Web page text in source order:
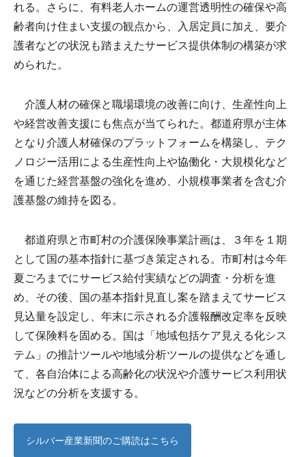
れる。さらに、有料老人ホームの運営透明性の確保や高
齢者向け住まい支援の観点から、入居定員に加え、要介
護者などの状況も踏まえたサービス提供体制の構築が求
められた。
介護人材の確保と職場環境の改善に向け、生産性向上
や経営改善支援にも焦点が当てられた。都道府県が主体
となり介護人材確保のプラットフォームを構築し、テク
ノロジー活用による生産性向上や協働化・大規模化など
を通じた経営基盤の強化を進め、小規模事業者を含む介
護基盤の維持を図る。
都道府県と市町村の介護保険事業計画は、３年を１期
として国の基本指針に基づき策定される。市町村は今年
夏ごろまでにサービス給付実績などの調査・分析を進
め、その後、国の基本指針見直し案を踏まえてサービス
見込量を設定し、年末に示される介護報酬改定率を反映
して保険料を固める。国は「地域包括ケア見える化シス
テム」の推計ツールや地域分析ツールの提供などを通し
て、各自治体による高齢化の状況や介護サービス利用状
況などの分析を支援する。
シルバー産業新聞のご購読はこちら